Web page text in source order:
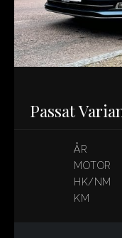
Passat
ÅR
MOTOR
HK/NM
KM